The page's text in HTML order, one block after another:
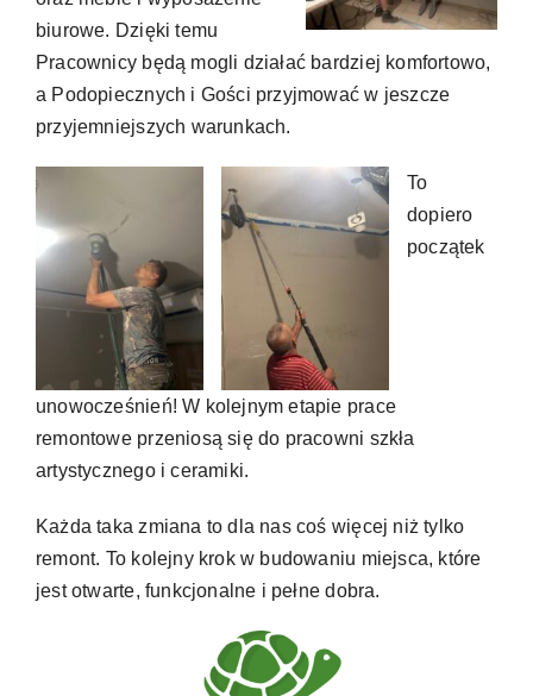
biurowe. Dzięki temu
Pracownicy będą mogli działać bardziej komfortowo,
a Podopiecznych i Gości przyjmować w jeszcze
przyjemniejszych warunkach.
To
dopiero
początek
unowocześnień! W kolejnym etapie prace
remontowe przeniosą się do pracowni szkła
artystycznego i ceramiki.
Każda taka zmiana to dla nas coś więcej niż tylko
remont. To kolejny krok w budowaniu miejsca, które
jest otwarte, funkcjonalne i pełne dobra.